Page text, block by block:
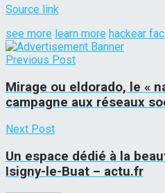
Source link
see more learn more hackear
Previous Post
Mirage ou eldorado, le «
campagne aux réseaux
Next Post
Un espace dédié à la
Isigny-le-Buat – actu.fr